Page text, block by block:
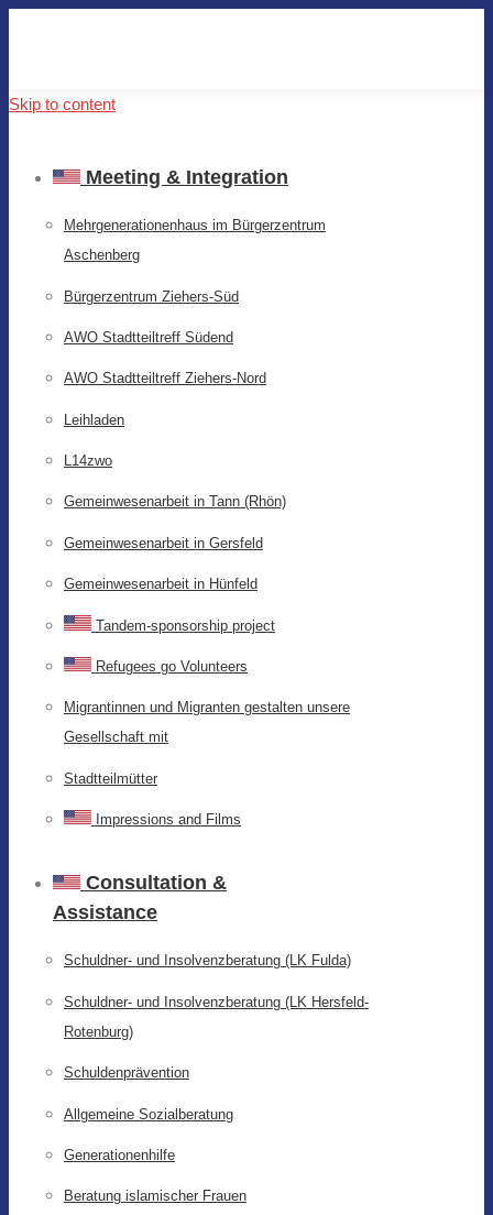
Skip to content
Meeting & Integration
Mehrgenerationenhaus im Bürgerzentrum
Aschenberg
Bürgerzentrum Ziehers-Süd
AWO Stadtteiltreff Südend
AWO Stadtteiltreff Ziehers-Nord
Leihladen
L14zwo
Gemeinwesenarbeit in Tann (Rhön)
Gemeinwesenarbeit in Gersfeld
Gemeinwesenarbeit in Hünfeld
Tandem-sponsorship project
Refugees go Volunteers
Migrantinnen und Migranten gestalten unsere
Gesellschaft mit
Stadtteilmütter
Impressions and Films
Consultation &
Assistance
Schuldner- und Insolvenzberatung (LK Fulda)
Schuldner- und Insolvenzberatung (LK Hersfeld-
Rotenburg)
Schuldenprävention
Allgemeine Sozialberatung
Generationenhilfe
Beratung islamischer Frauen